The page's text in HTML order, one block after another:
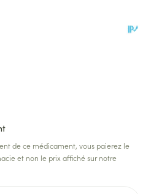
de ce médicament, vous paierez le
et non le prix affiché sur notre